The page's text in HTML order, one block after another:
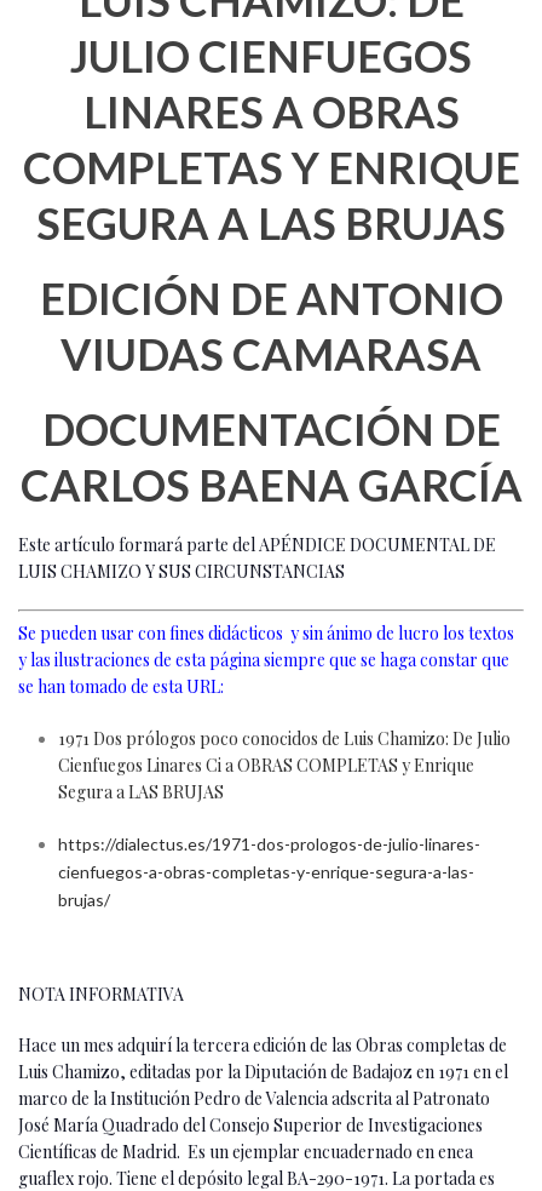
JULIO CIENFUEGOS
LINARES A OBRAS
COMPLETAS Y ENRIQUE
SEGURA A LAS BRUJAS
EDICIÓN DE ANTONIO
VIUDAS CAMARASA
DOCUMENTACIÓN DE
CARLOS BAENA GARCÍA
Este artículo formará parte del APÉNDICE DOCUMENTAL DE
LUIS CHAMIZO Y SUS CIRCUNSTANCIAS
Se pueden usar con fines didácticos y sin ánimo de lucro los textos
y las ilustraciones de esta página siempre que se haga constar que
se han tomado de esta URL:
1971 Dos prólogos poco conocidos de Luis Chamizo: De Julio
Cienfuegos Linares Ci a OBRAS COMPLETAS y Enrique
Segura a LAS BRUJAS
https://dialectus.es/1971-dos-prologos-de-julio-linares-
cienfuegos-a-obras-completas-y-enrique-segura-a-las-
brujas/
NOTA INFORMATIVA
Hace un mes adquirí la tercera edición de las Obras completas de
Luis Chamizo, editadas por la Diputación de Badajoz en 1971 en el
marco de la Institución Pedro de Valencia adscrita al Patronato
José María Quadrado del Consejo Superior de Investigaciones
Científicas de Madrid. Es un ejemplar encuadernado en enea
guaflex rojo. Tiene el depósito legal BA-290-1971. La portada es